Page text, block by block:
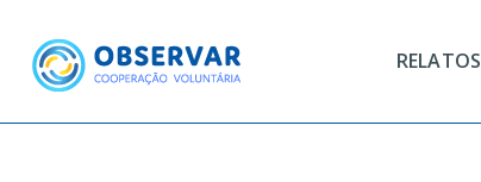
content
RELATOS